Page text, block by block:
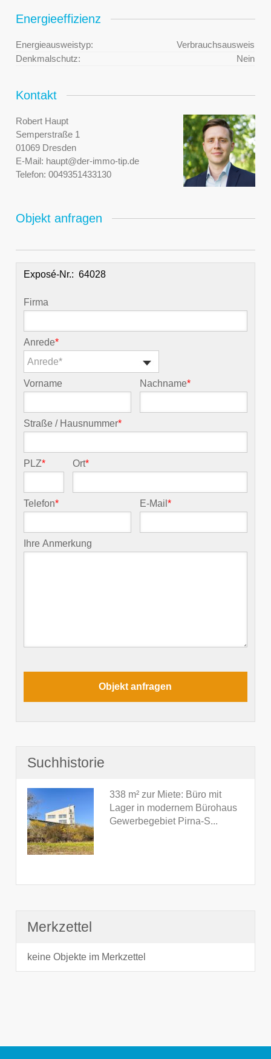
Energieeffizienz
Energieausweistyp:
Verbrauchsausweis
Denkmalschutz:
Nein
Kontakt
Robert Haupt
Semperstraße 1
01069 Dresden
E-Mail: haupt@der-immo-tip.de
Telefon: 0049351433130
Objekt anfragen
Exposé-Nr.:
Firma
Anrede*
Anrede*
Vorname Nachname*
Straße / Hausnummer*
PLZ* Ort*
Telefon* E-Mail*
Ihre Anmerkung
Suchhistorie
338 m² zur Miete: Büro mit
Lager in modernem Bürohaus
Gewerbegebiet Pirna-S...
Merkzettel
keine Objekte im Merkzettel